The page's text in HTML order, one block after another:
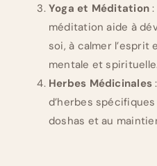
Yoga et Méditation
méditation aide à
soi, à calmer l’esprit
mentale et
Herbes Médicinales
d’herbes
doshas et au